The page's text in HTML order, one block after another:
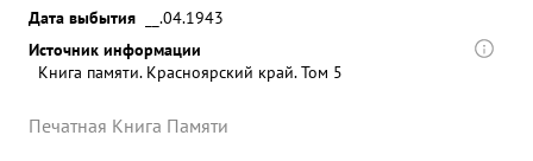
Дата выбытия
__.04.1943
Источник информации
Книга памяти. Красноярский край. Том 5
Печатная Книга Памяти